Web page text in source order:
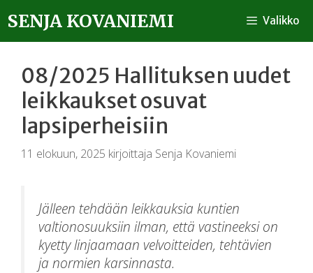
SENJA KOVANIEMI Valikko
08/2025 Hallituksen uudet
leikkaukset osuvat
lapsiperheisiin
11 elokuun, 2025 kirjoittaja Senja Kovaniemi
Jälleen tehdään leikkauksia kuntien
valtionosuuksiin ilman, että vastineeksi on
kyetty linjaamaan velvoitteiden, tehtävien
ja normien karsinnasta.